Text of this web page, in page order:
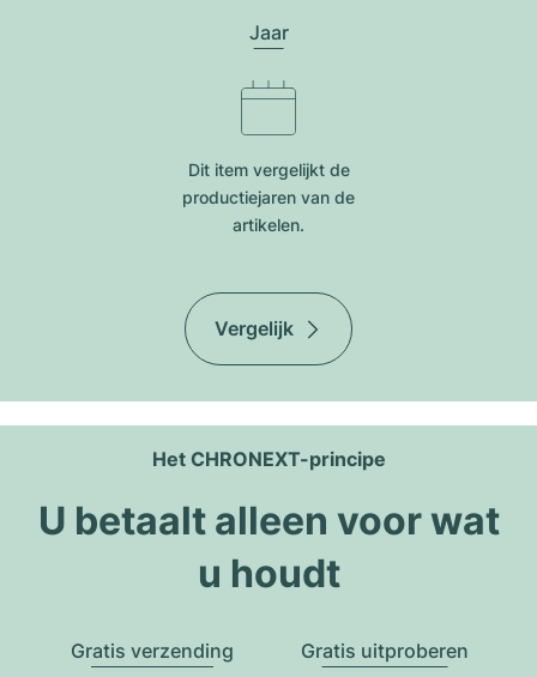
Jaar
Dit item vergelijkt de
productiejar​en van de
artikelen.
Vergelijk
Het CHRONEXT-principe
U betaalt alleen voor wat
u houdt
Gratis verzending Gratis uitproberen